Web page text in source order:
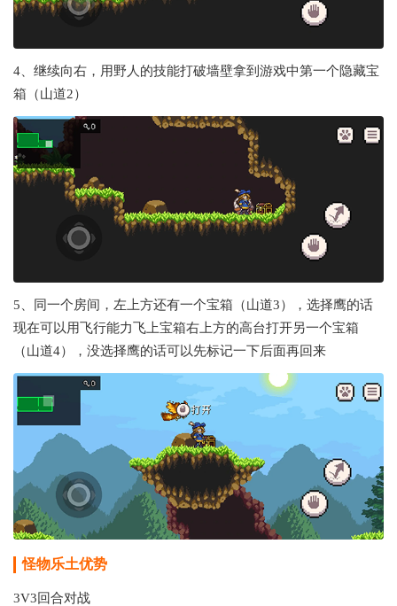
4、继续向右，用野人的技能打破墙壁拿到游戏中第一个隐藏宝
箱（山道2）
5、同一个房间，左上方还有一个宝箱（山道3），选择鹰的话
现在可以用飞行能力飞上宝箱右上方的高台打开另一个宝箱
（山道4），没选择鹰的话可以先标记一下后面再回来
怪物乐土优势
3V3回合对战